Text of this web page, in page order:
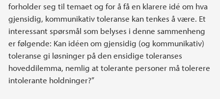
forholder seg til temaet og for å få en klarere idé om hva
gjensidig, kommunikativ toleranse kan tenkes å være. Et
interessant spørsmål som belyses i denne sammenheng
er følgende: Kan idéen om gjensidig (og kommunikativ)
toleranse gi løsninger på den ensidige toleranses
hoveddilemma, nemlig at tolerante personer må tolerere
intolerante holdninger?”